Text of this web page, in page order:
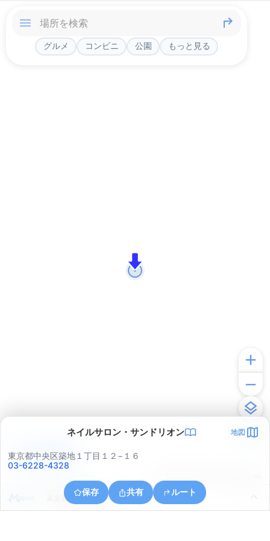
グルメ コンビニ 公園 もっと見る
ネイルサロン・サンドリオン 地図
東京都中央区築地１丁目１２−１６
03-6228-4328
保存 共有 ルート
東京都中央区晴海４丁目
アプリで見る